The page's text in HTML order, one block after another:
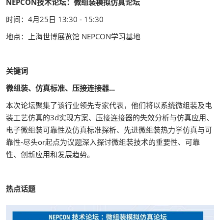
时间：4月25日 13:30 - 15:30
地点：上海世博展览馆 NEPCON学习基地
关键词
微组装、 仿真标准、压接连接器...
本次论坛聚集了该行业领先专家代表，他们将以系统微组装及电
装工艺仿真的3d实现方案、压接连接器的失效分析与仿真应用、
电子微组装可靠性及仿真标准探析、先进微组装热力学仿真与可
靠性-尽头or起点为议题深入探讨微组装技术的重要性、可靠
性、创新应用和发展趋势。
热点话题